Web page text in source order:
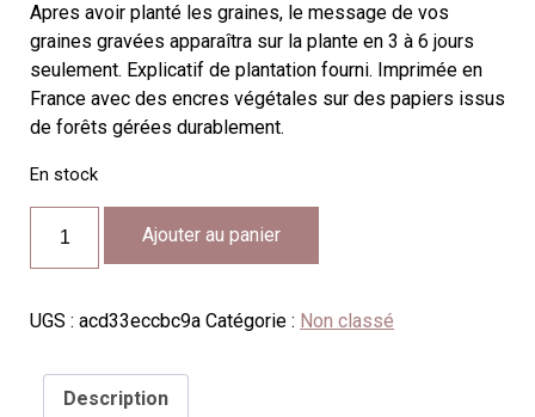
Apres avoir planté les graines, le message de vos
graines gravées apparaîtra sur la plante en 3 à 6 jours
seulement. Explicatif de plantation fourni. Imprimée en
France avec des encres végétales sur des papiers issus
de forêts gérées durablement.
En stock
FG10
Ajouter au panier
UGS : acd33eccbc9a Catégorie : Non classé
Description